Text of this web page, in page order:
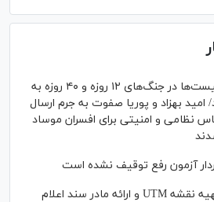
۲ عامل مهم صهیونیست‌ها در جنگ‌های ۱۲ روزه و ۴۰ روزه به
امید بهزاد و پوریا صفوت به جرم ارسال
و امنیتی برای افسران موساد
آزمون رفع توقیف نشده است
جزئیات ثبت ادعا، تهیه نقشه UTM و ارائه مادر سند اعلام